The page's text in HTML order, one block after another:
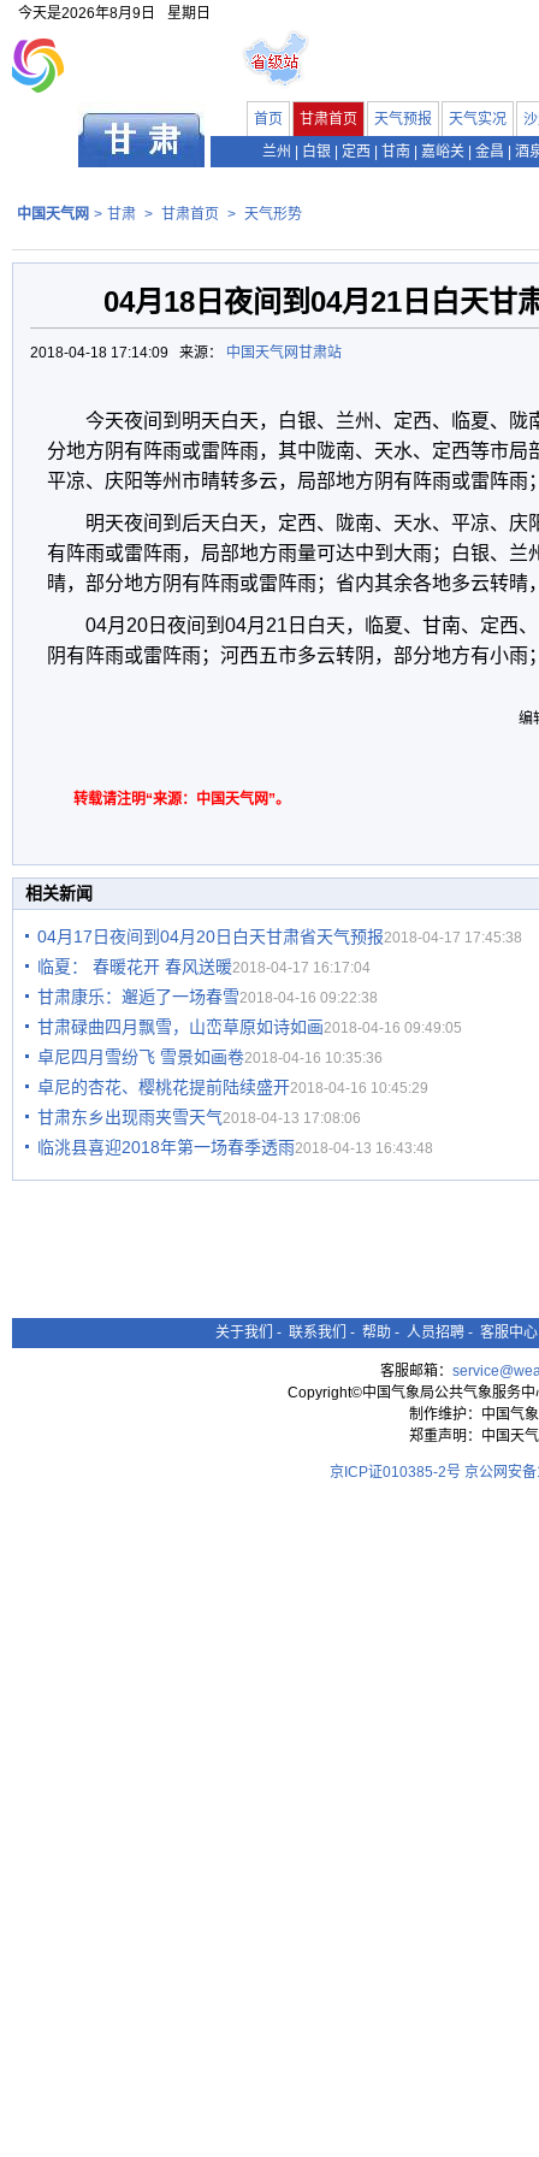
今天是2026年8月9日 星期日
首页 甘肃首页 天气预报 天气实况
兰州
白银 定西 甘南 嘉峪关 金昌 酒
中国天气网 > 甘肃 > 甘肃首页 > 天气形势
04月18日夜间到04月21日白天甘
2018-04-18 17:14:09 来源： 中国天气网甘肃站
今天夜间到明天白天，白银、兰州、定西、临夏、陇
分地方阴有阵雨或雷阵雨，其中陇南、天水、定西等市局
平凉、庆阳等州市晴转多云，局部地方阴有阵雨或雷阵雨
明天夜间到后天白天，定西、陇南、天水、平凉、庆
有阵雨或雷阵雨，局部地方雨量可达中到大雨；白银、兰
晴，部分地方阴有阵雨或雷阵雨；省内其余各地多云转晴
04月20日夜间到04月21日白天，临夏、甘南、定西
阴有阵雨或雷阵雨；河西五市多云转阴，部分地方有小雨
编
转载请注明“来源：中国天气网”。
相关新闻
04月17日夜间到04月20日白天甘肃省天气预报2018-04-17 17:45:38
临夏： 春暖花开 春风送暖2018-04-17 16:17:04
甘肃康乐：邂逅了一场春雪2018-04-16 09:22:38
甘肃碌曲四月飘雪，山峦草原如诗如画2018-04-16 09:49:05
卓尼四月雪纷飞 雪景如画卷2018-04-16 10:35:36
卓尼的杏花、樱桃花提前陆续盛开2018-04-16 10:45:29
甘肃东乡出现雨夹雪天气2018-04-13 17:08:06
临洮县喜迎2018年第一场春季透雨2018-04-13 16:43:48
关于我们 - 联系我们 - 帮助 - 人员招聘 - 客服中心
客服邮箱：
Copyright©中国气象局公共气象服务
制作维护：中国气
郑重声明：中国天
京ICP证010385-2号 京公网安